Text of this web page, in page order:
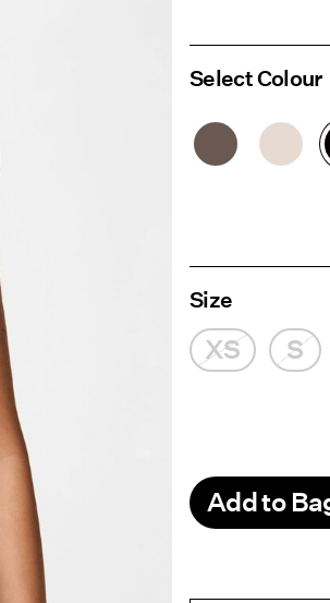
Select Colour
Size
XS S
Add to